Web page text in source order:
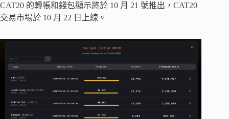
CAT20 的轉帳和錢包顯示將於 10 月 21 號推出，CAT20
交易市場於 10 月 22 日上線。